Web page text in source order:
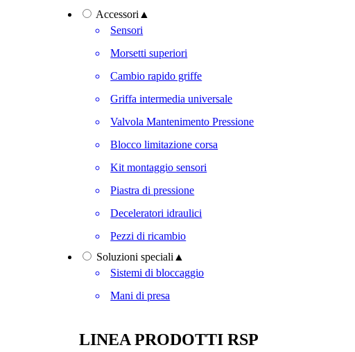
Accessori ▲
Sensori
Morsetti superiori
Cambio rapido griffe
Griffa intermedia universale
Valvola Mantenimento Pressione
Blocco limitazione corsa
Kit montaggio sensori
Piastra di pressione
Deceleratori idraulici
Pezzi di ricambio
Soluzioni speciali ▲
Sistemi di bloccaggio
Mani di presa
LINEA PRODOTTI RSP